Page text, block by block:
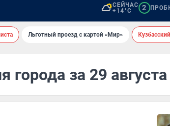
СЕЙЧАС
+14°C
2
Льготный проезд с картой «Мир»
города за 29 августа